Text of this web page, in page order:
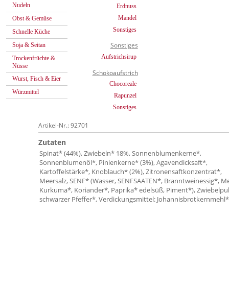
Nudeln
Obst & Gemüse
Schnelle Küche
Soja & Seitan
Trockenfrüchte &
Nüsse
Wurst, Fisch & Eier
Würzmittel
Erdnuss
Mandel
Sonstiges
Sonstiges
Aufstrichsirup
Schokoaufstrich
Chocoreale
Rapunzel
Sonstiges
Artikel-Nr.: 92701
Zutaten
Spinat* (44%), Zwiebeln* 18%, Sonnenblumenkerne*,
Sonnenblumenöl*, Pinienkerne* (3%), Agavendicksaft*,
Kartoffelstärke*, Knoblauch* (2%), Zitronensaftkonzentrat*,
Meersalz, SENF* (Wasser, SENFSAATEN*, Branntweinessig*,
Kurkuma*, Koriander*, Paprika* edelsüß, Piment*),
schwarzer Pfeffer*, Verdickungsmittel: